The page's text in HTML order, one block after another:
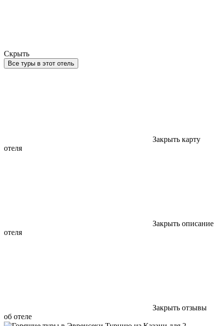
Скрыть
Все туры в этот отель
Закрыть карту
отеля
Закрыть описание
отеля
Закрыть отзывы
об отеле